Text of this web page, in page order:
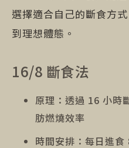
選擇適合自己的斷食方
到理想體態。
16/8 斷食法
原理：透過 16 小時
肪燃燒效率
時間安排：每日進